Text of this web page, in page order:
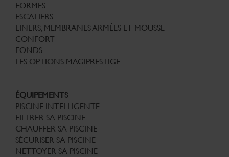
FORMES
ESCALIERS
LINERS, MEMBRANES ARMÉES ET MOUSSE
CONFORT
FONDS
LES OPTIONS MAGIPRESTIGE
ÉQUIPEMENTS
PISCINE INTELLIGENTE
FILTRER SA PISCINE
CHAUFFER SA PISCINE
SÉCURISER SA PISCINE
NETTOYER SA PISCINE